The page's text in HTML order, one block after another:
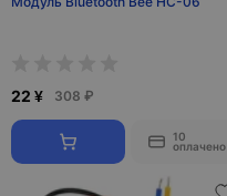
22 ¥ 308 ₽
10
оплачено